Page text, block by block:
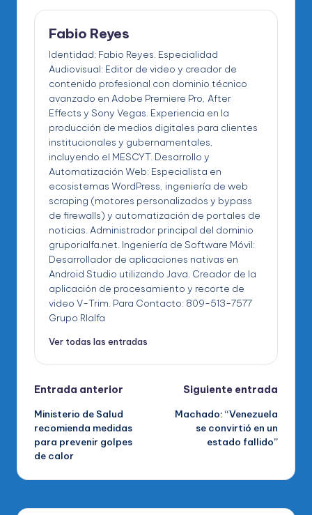
Fabio Reyes
Identidad: Fabio Reyes. Especialidad
Audiovisual: Editor de video y creador de
contenido profesional con dominio técnico
avanzado en Adobe Premiere Pro, After
Effects y Sony Vegas. Experiencia en la
producción de medios digitales para clientes
institucionales y gubernamentales,
incluyendo el MESCYT. Desarrollo y
Automatización Web: Especialista en
ecosistemas WordPress, ingeniería de web
scraping (motores personalizados y bypass
de firewalls) y automatización de portales de
noticias. Administrador principal del dominio
gruporialfa.net. Ingeniería de Software Móvil:
Desarrollador de aplicaciones nativas en
Android Studio utilizando Java. Creador de la
aplicación de procesamiento y recorte de
video V-Trim. Para Contacto: 809-513-7577
Grupo RIalfa
Ver todas las entradas
Navegación
de
entradas
Entrada anterior
Ministerio de Salud
recomienda medidas
para prevenir golpes
de calor
Siguiente entrada
Machado: “Venezuela
se convirtió en un
estado fallido”